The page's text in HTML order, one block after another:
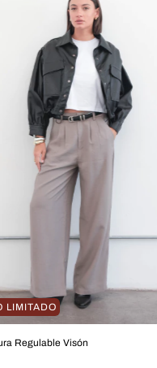
LIMITADO
Regulable Visón